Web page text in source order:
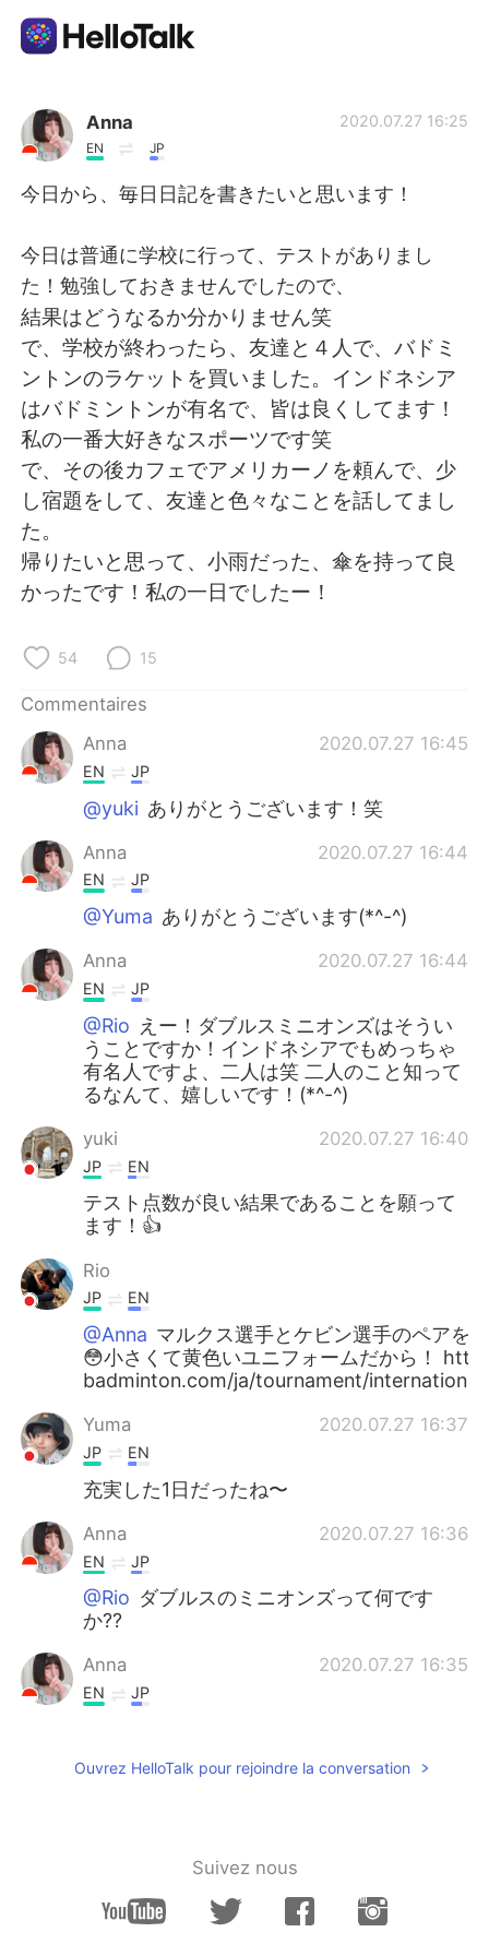
Appli d'échange linguistique
AI Grammar Checker
English 简体中文
繁體中文 Español
العربية Deutsch
日本語 한국어
Русский ไทย
Indonesia Italiano
Türkçe
Português
Anna
EN JP
2020.07.27 16:25
今日から、毎日日記を書きたいと思います！
今日は普通に学校に行って、テストがありまし
た！勉強しておきませんでしたので、
結果はどうなるか分かりません笑
で、学校が終わったら、友達と４人で、バドミ
ントンのラケットを買いました。インドネシア
はバドミントンが有名で、皆は良くしてます！
私の一番大好きなスポーツです笑
で、その後カフェでアメリカーノを頼んで、少
し宿題をして、友達と色々なことを話してまし
た。
帰りたいと思って、小雨だった、傘を持って良
かったです！私の一日でしたー！
54 15
Commentaires
Anna
2020.07.27 16:45
EN JP
@yuki ありがとうございます！笑
Anna 2020.07.27 16:44
EN JP
@Yuma ありがとうございます(*^-^)
Anna 2020.07.27 16:44
EN JP
@Rio えー！ダブルスミニオンズはそうい
うことですか！インドネシアでもめっちゃ
有名人ですよ、二人は笑 二人のこと知って
るなんて、嬉しいです！(*^-^)
yuki 2020.07.27 16:40
JP EN
テスト点数が良い結果であることを願って
ます！👍
Rio
JP EN
@Anna マルクス選手とケビン選手のペアを
😳小さくて黄色いユニフォームだから！
badminton.com/ja/tournament/
Yuma 2020.07.27 16:37
JP EN
充実した1日だったね〜
Anna 2020.07.27 16:36
EN JP
@Rio ダブルスのミニオンズって何です
か??
Anna 2020.07.27 16:35
EN JP
日本語上手で見惚れてますよ！！
Anna 2020.07.27 16:34
Ouvrez HelloTalk pour rejoindre la conversation
Suivez nous